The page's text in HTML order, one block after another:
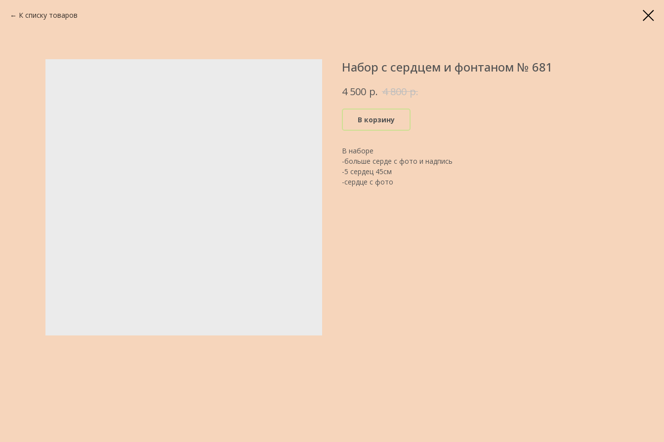
К списку товаров
Набор с сердцем и фонтаном № 681
4 500 р. 4 800 р.
В корзину
В наборе
-больше серде с фото и надпись
-5 сердец 45см
-сердце с фото